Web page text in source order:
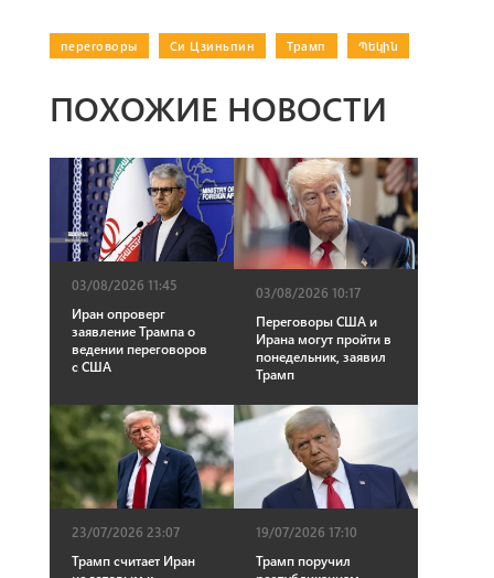
переговоры Си Цзиньпин Трамп Պեկին
ПОХОЖИЕ НОВОСТИ
03/08/2026 11:45
Иран опроверг
заявление Трампа о
ведении переговоров
с США
03/08/2026 10:17
Переговоры США и
Ирана могут пройти в
понедельник, заявил
Трамп
23/07/2026 23:07
Трамп считает Иран
19/07/2026 17:10
Трамп поручил